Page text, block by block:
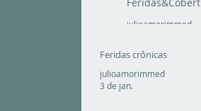
julioamorimmed
Feridas crônicas
julioamorimmed
3 de jan.